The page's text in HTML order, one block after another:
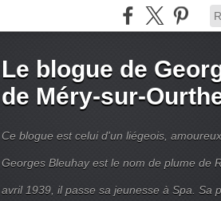
Le blogue de
de Méry-sur-
Ce blogue est celui d'un liégeois,
Georges Bleuhay est le nom de plume de
avril 1939, il passe sa jeunesse à Spa. Sa